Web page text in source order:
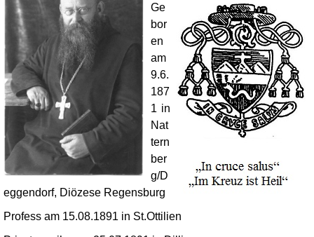
Ge
bor
en
am
9.6.
187
1 in
Nat
tern
ber
g/D
eggendorf, Diözese Regensburg
Profess am 15.08.1891 in St.Ottilien